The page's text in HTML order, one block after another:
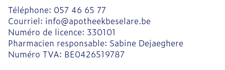
Téléphone: 057 46 65 77
Courriel: info@apotheekbeselare.be
Numéro de licence: 330101
Pharmacien responsable: Sabine Dejaeghere
Numéro TVA: BE0426519787